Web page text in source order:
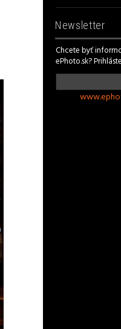
Newsletter
Chcete byť
ePhoto.sk?